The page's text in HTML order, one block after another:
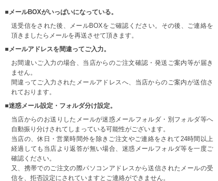
■メールBOXがいっぱいになっている。
送受信をされた後、メールBOXをご確認ください。その後、ご連絡を
頂きましたらメールを再送させて頂きます。
■メールアドレスを間違ってご入力。
お間違いご入力の場合、当店からのご注文確認・発送ご案内等が届き
ません。
間違ってご入力されたメールアドレスへ、当店からのご案内が送信さ
れております。
■迷惑メール設定・フォルダ分け設定。
当店からのお送りしたメールが迷惑メールフォルダ・別フォルダ等へ
自動振り分けされてしまっている可能性がございます。
当店の、休日・営業時間外を除きご注文やご連絡をされて24時間以上
経過しても当店より返答が無い場合、迷惑メールフォルダ等を一度ご
確認ください。
又、携帯でのご注文の際パソコンアドレスから送信されたメールの受
信を、拒否設定にされていますとご連絡ができません。